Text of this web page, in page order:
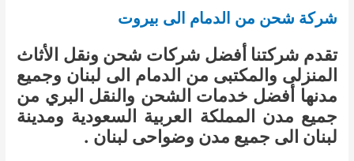
شركة شحن من الدمام الى بيروت
تقدم شركتنا أفضل شركات شحن ونقل الأثاث
المنزلى والمكتبى من الدمام الى لبنان وجميع
مدنها أفضل خدمات الشحن والنقل البري من
جميع مدن المملكة العربية السعودية ومدينة
لبنان الى جميع مدن وضواحى لبنان .